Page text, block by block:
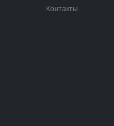
Контакты